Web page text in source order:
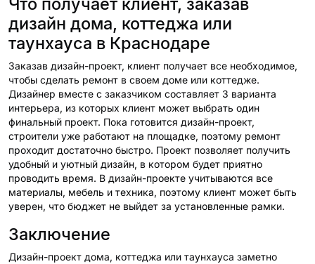
дизайн дома, коттеджа или
таунхауса в Краснодаре
Заказав дизайн-проект, клиент получает все необходимое,
чтобы сделать ремонт в своем доме или коттедже.
Дизайнер вместе с заказчиком составляет 3 варианта
интерьера, из которых клиент может выбрать один
финальный проект. Пока готовится дизайн-проект,
строители уже работают на площадке, поэтому ремонт
проходит достаточно быстро. Проект позволяет получить
удобный и уютный дизайн, в котором будет приятно
проводить время. В дизайн-проекте учитываются все
материалы, мебель и техника, поэтому клиент может быть
уверен, что бюджет не выйдет за установленные рамки.
Заключение
Дизайн-проект дома, коттеджа или таунхауса заметно